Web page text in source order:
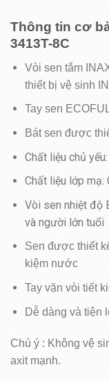
​Thông tin cơ
3413T-8C
Vòi sen tắm
thiết bị vệ sinh
Tay sen
Bát sen được
Chất liệu chủ
Chất liệu lớp mạ:
Vòi sen nhiệt độ
và người lớn tuổi
Sen được thiết
kiệm nước
Tay vặn vòi tiết
Dễ dàng và tiện
Chú ý : Không vệ
axit mạnh.